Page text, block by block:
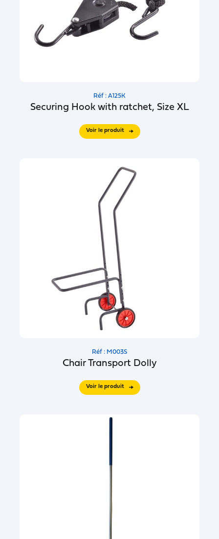
Réf : A125K
Securing Hook with ratchet, Size XL
Voir le produit
Réf : M003S
Chair Transport Dolly
Voir le produit